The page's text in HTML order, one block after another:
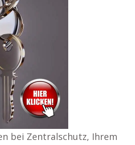
bei Zentralschutz, Ihrem